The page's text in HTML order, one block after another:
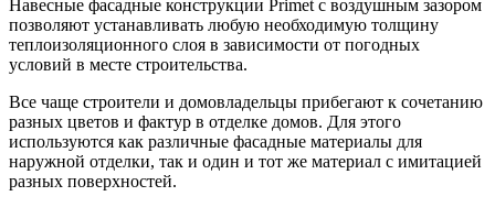
Навесные фасадные конструкции Primet с воздушным зазором
позволяют устанавливать любую необходимую толщину
теплоизоляционного слоя в зависимости от погодных
условий в месте строительства.
Все чаще строители и домовладельцы прибегают к сочетанию
разных цветов и фактур в отделке домов. Для этого
используются как различные фасадные материалы для
наружной отделки, так и один и тот же материал с имитацией
разных поверхностей.